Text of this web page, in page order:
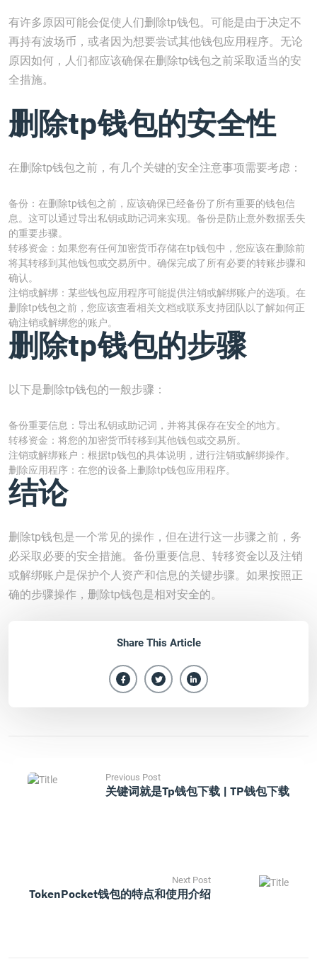
有许多原因可能会促使人们删除tp钱包。可能是由于决定不
再持有波场币，或者因为想要尝试其他钱包应用程序。无论
原因如何，人们都应该确保在删除tp钱包之前采取适当的安
全措施。
删除tp钱包的安全性
在删除tp钱包之前，有几个关键的安全注意事项需要考虑：
备份：在删除tp钱包之前，应该确保已经备份了所有重要的钱包信
息。这可以通过导出私钥或助记词来实现。备份是防止意外数据丢失
的重要步骤。
转移资金：如果您有任何加密货币存储在tp钱包中，您应该在删除前
将其转移到其他钱包或交易所中。确保完成了所有必要的转账步骤和
确认。
注销或解绑：某些钱包应用程序可能提供注销或解绑账户的选项。在
删除tp钱包之前，您应该查看相关文档或联系支持团队以了解如何正
确注销或解绑您的账户。
删除tp钱包的步骤
以下是删除tp钱包的一般步骤：
备份重要信息：导出私钥或助记词，并将其保存在安全的地方。
转移资金：将您的加密货币转移到其他钱包或交易所。
注销或解绑账户：根据tp钱包的具体说明，进行注销或解绑操作。
删除应用程序：在您的设备上删除tp钱包应用程序。
结论
删除tp钱包是一个常见的操作，但在进行这一步骤之前，务
必采取必要的安全措施。备份重要信息、转移资金以及注销
或解绑账户是保护个人资产和信息的关键步骤。如果按照正
确的步骤操作，删除tp钱包是相对安全的。
Share This Article
Previous Post
关键词就是tp钱包下载 | TP钱包下载
Next Post
TokenPocket钱包的特点和使用介绍